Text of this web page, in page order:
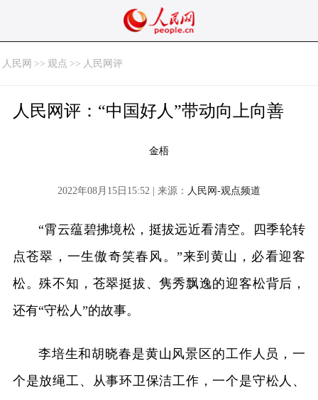
人民网 >> 观点 >> 人民网评
人民网评：“中国好人”带动向上向善
金梧
2022年08月15日15:52 | 来源： 人民网-观点频道
“霄云蕴碧拂境松，挺拔远近看清空。四季轮转
点苍翠，一生傲奇笑春风。”来到黄山，必看迎客
松。殊不知，苍翠挺拔、隽秀飘逸的迎客松背后，
还有“守松人”的故事。
李培生和胡晓春是黄山风景区的工作人员，一
个是放绳工、从事环卫保洁工作，一个是守松人、